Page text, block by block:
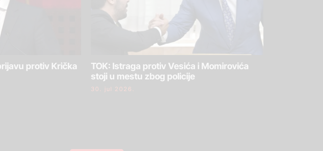
protiv Krička
TOK: Istraga protiv Vesića i Momirovića
stoji u mestu zbog policije
30. jul 2026.